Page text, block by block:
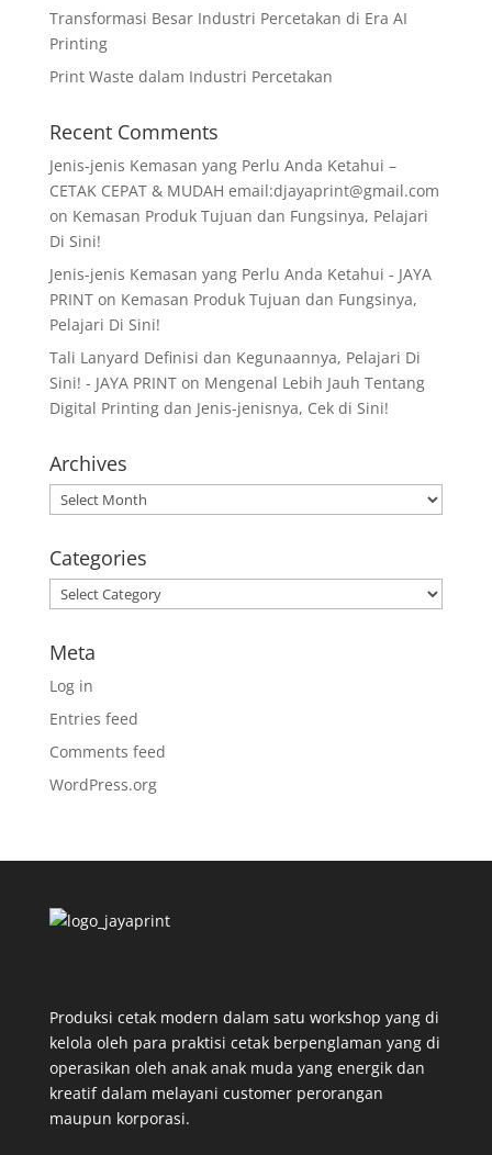
Transformasi Besar Industri Percetakan di Era AI
Printing
Print Waste dalam Industri Percetakan
Recent Comments
Jenis-jenis Kemasan yang Perlu Anda Ketahui –
CETAK CEPAT & MUDAH email:djayaprint@gmail.com
on Kemasan Produk Tujuan dan Fungsinya, Pelajari
Di Sini!
Jenis-jenis Kemasan yang Perlu Anda Ketahui - JAYA
PRINTon Kemasan Produk Tujuan dan Fungsinya,
Pelajari Di Sini!
Tali Lanyard Definisi dan Kegunaannya, Pelajari Di
Sini! - JAYA PRINTon Mengenal Lebih Jauh Tentang
Digital Printing dan Jenis-jenisnya, Cek di Sini!
Archives
Archives
Categories
Categories
Meta
Log in
Entries feed
Comments feed
WordPress.org
Produksi cetak modern dalam satu workshop yang di
kelola oleh para praktisi cetak berpenglaman yang di
operasikan oleh anak anak muda yang energik dan
kreatif dalam melayani customer perorangan
maupun korporasi.